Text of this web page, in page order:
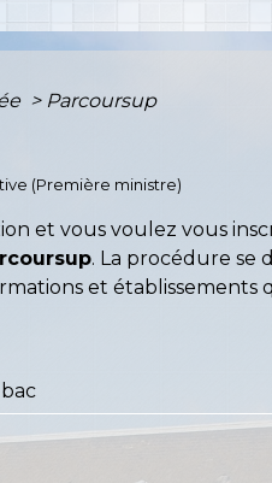
> Parcoursup
(Première ministre)
et vous voulez vous
. La procédure se
et